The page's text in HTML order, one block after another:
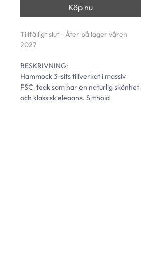
Köp nu
Tillfälligt slut - Åter på lager våren
2027
BESKRIVNING:
Hammock 3-sits tillverkat i massiv
FSC-teak som har en naturlig skönhet
och klassisk elegans. Sitthöjd